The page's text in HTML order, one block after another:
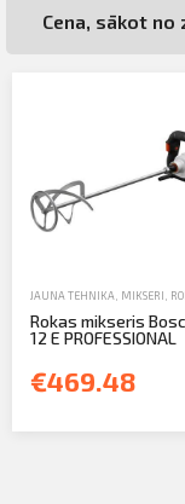
Pilnvaras
Iziet
JAUNA TEHNIKA MIKSERI
Rokas mikseris
12 E PROFESSIONAL
€469.48